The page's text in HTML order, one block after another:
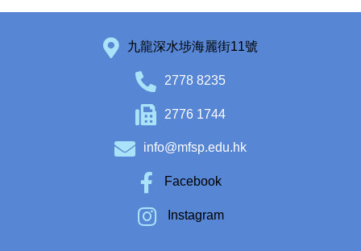
九龍深水埗海麗街11號
2778 8235
2776 1744
info@mfsp.edu.hk
Facebook
Instagram